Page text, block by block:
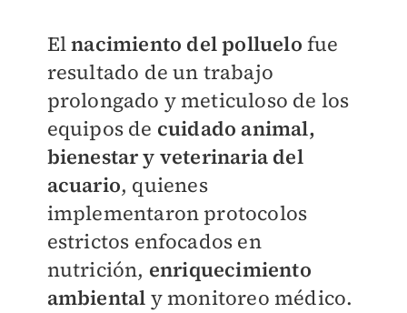
Elnacimiento del polluelo fue
resultado de un trabajo
prolongado y meticuloso de los
equipos de cuidado animal,
bienestar y veterinaria del
acuario, quienes
implementaron protocolos
estrictos enfocados en
nutrición, enriquecimiento
ambiental y monitoreo médico.